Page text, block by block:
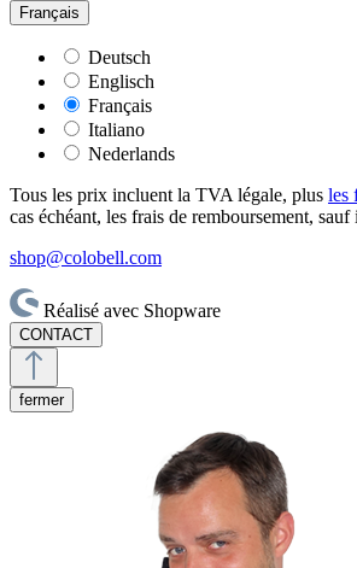
Français
Deutsch
Englisch
Français
Italiano
Nederlands
Tous les prix incluent la TVA légale, plus les
cas échéant, les frais de remboursement,
shop@colobell.com
Réalisé avec Shopware
CONTACT
fermer